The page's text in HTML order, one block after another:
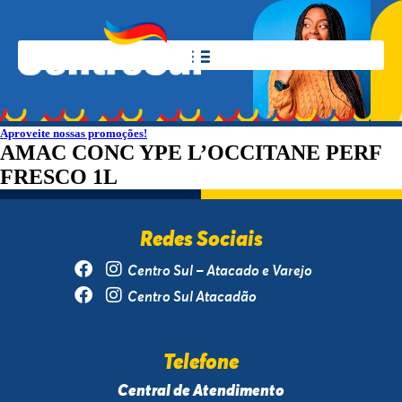
Aproveite nossas promoções!
AMAC CONC YPE L’OCCITANE PERF
FRESCO 1L
Redes Sociais
Centro Sul – Atacado e Varejo
Centro Sul Atacadão
Telefone
Central de Atendimento